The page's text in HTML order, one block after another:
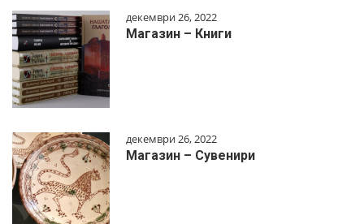
декември 26, 2022
Магазин – Книги
декември 26, 2022
Магазин – Сувенири